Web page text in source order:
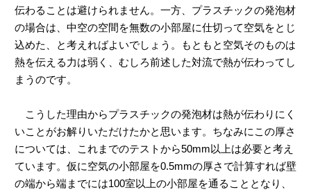
伝わることは避けられません。一方、プラスチックの発泡材
の場合は、中空の空間を無数の小部屋に仕切って空気をとじ
込めた、と考えればよいでしょう。もともと空気そのものは
熱を伝える力は弱く、むしろ前述した対流で熱が伝わってし
まうのです。
こうした理由からプラスチックの発泡材は熱が伝わりにく
いことがお解りいただけたかと思います。ちなみにこの厚さ
については、これまでのテストから50mm以上は必要と考え
ています。仮に空気の小部屋を0.5mmの厚さで計算すれば壁
の端から端までには100室以上の小部屋を通ることとなり、